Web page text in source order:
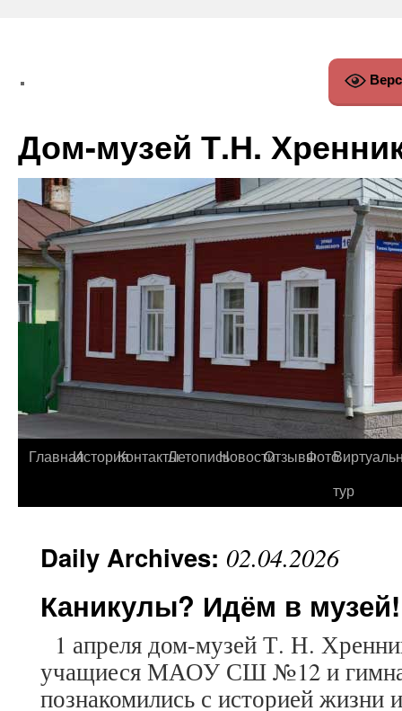
Дом-музей Т.Н.
ГлавнаяИсторияКонтактыЛетописьНовостиОтзывыФото
тур
Daily Archives: 02.04.2026
Каникулы? Идём в музей!
1 апреля дом-музей Т. Н.
учащиеся МАОУ СШ №12 и
познакомились с историей жизни